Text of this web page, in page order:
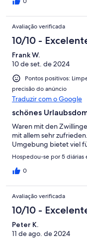
Zusammenfassend
gefallen hat und wir das
empfehlen würden.
Avaliação verificada
10/10 -
Frank W.
10 de set. de 2024
Pontos positivos:
precisão do anúncio
Traduzir com o Google
schönes
Waren mit den
mit allem sehr
Umgebung bietet viel
Hospedou-se por 5 diárias
0
Avaliação verificada
10/10 -
Peter K.
11 de ago. de 2024